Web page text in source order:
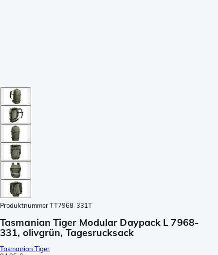
Produktnummer TT7968-331T
Tasmanian Tiger Modular Daypack L 7968-
331, olivgrün, Tagesrucksack
Tasmanian Tiger